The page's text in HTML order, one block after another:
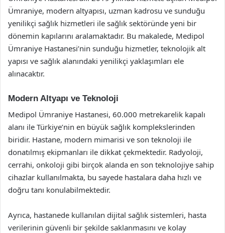
Ümraniye, modern altyapısı, uzman kadrosu ve sunduğu
yenilikçi sağlık hizmetleri ile sağlık sektöründe yeni bir
dönemin kapılarını aralamaktadır. Bu makalede, Medipol
Ümraniye Hastanesi’nin sunduğu hizmetler, teknolojik alt
yapısı ve sağlık alanındaki yenilikçi yaklaşımları ele
alınacaktır.
Modern Altyapı ve Teknoloji
Medipol Ümraniye Hastanesi, 60.000 metrekarelik kapalı
alanı ile Türkiye’nin en büyük sağlık komplekslerinden
biridir. Hastane, modern mimarisi ve son teknoloji ile
donatılmış ekipmanları ile dikkat çekmektedir. Radyoloji,
cerrahi, onkoloji gibi birçok alanda en son teknolojiye sahip
cihazlar kullanılmakta, bu sayede hastalara daha hızlı ve
doğru tanı konulabilmektedir.
Ayrıca, hastanede kullanılan dijital sağlık sistemleri, hasta
verilerinin güvenli bir şekilde saklanmasını ve kolay